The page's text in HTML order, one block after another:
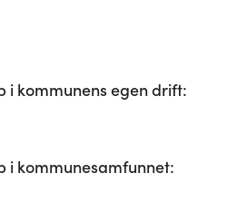
i kommunens egen drift:
i kommunesamfunnet: